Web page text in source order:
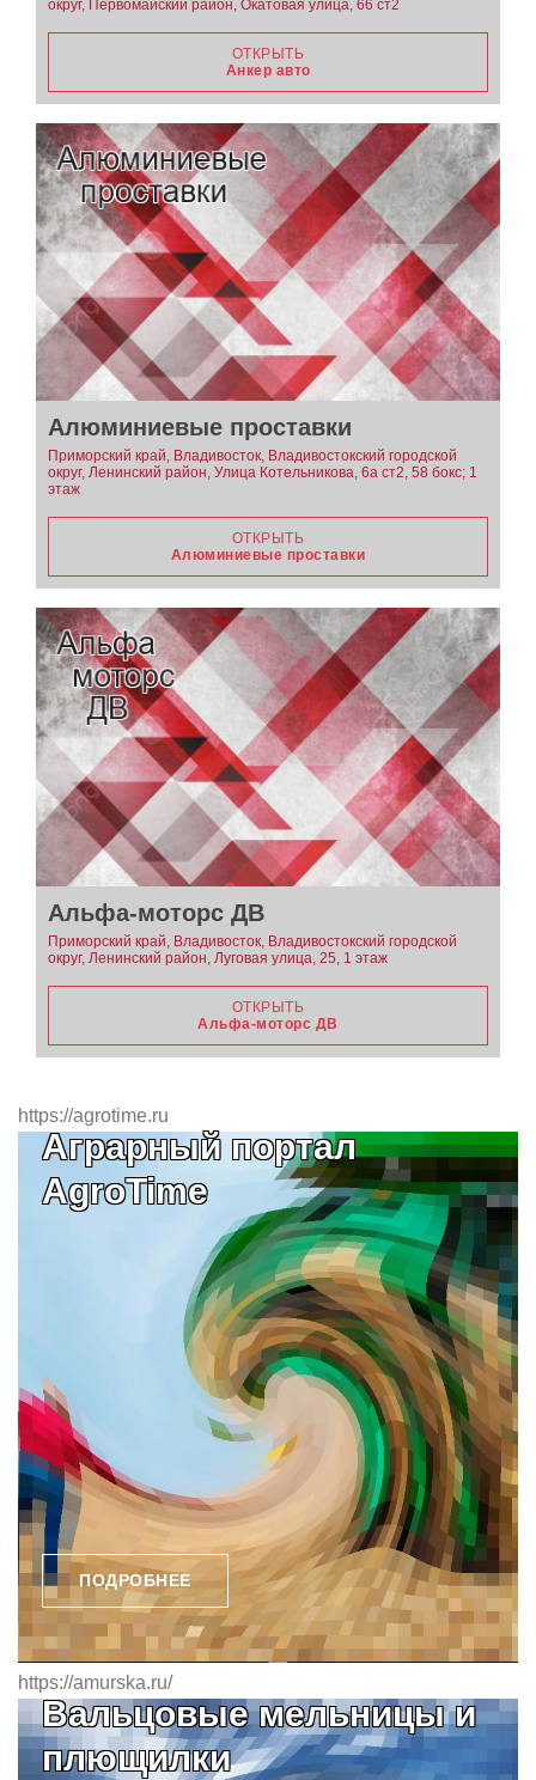
округ, Первомайский район, Окатовая улица, 66 ст2
ОТКРЫТЬ
Анкер авто
Алюминиевые проставки
Приморский край, Владивосток, Владивостокский городской
округ, Ленинский район, Улица Котельникова, 6а ст2, 58 бокс; 1
этаж
ОТКРЫТЬ
Алюминиевые проставки
Альфа-моторс ДВ
Приморский край, Владивосток, Владивостокский городской
округ, Ленинский район, Луговая улица, 25, 1 этаж
ОТКРЫТЬ
Альфа-моторс ДВ
https://agrotime.ru
Аграрный портал
AgroTime
ПОДРОБНЕЕ
https://amurska.ru/
Вальцовые мельницы и
плющилки